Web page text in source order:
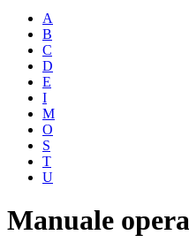
A
B
C
D
E
I
M
O
S
T
U
Manuale